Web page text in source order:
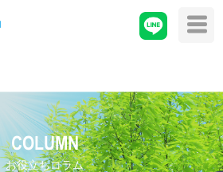
COLUMN
お役立ちコラム